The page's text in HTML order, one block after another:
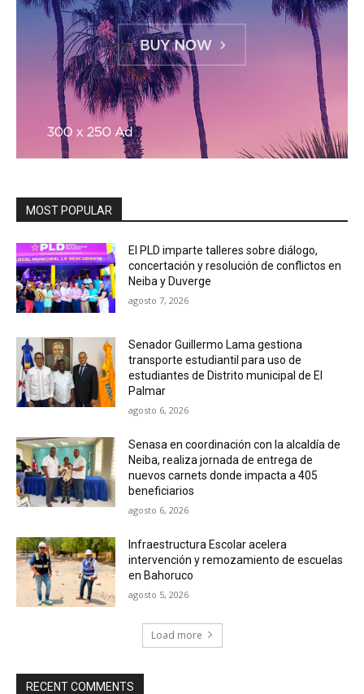
MOST POPULAR
El PLD imparte talleres sobre diálogo,
concertación y resolución de conflictos en
Neiba y Duverge
agosto 7, 2026
Senador Guillermo Lama gestiona
transporte estudiantil para uso de
estudiantes de Distrito municipal de El
Palmar
agosto 6, 2026
Senasa en coordinación con la alcaldía de
Neiba, realiza jornada de entrega de
nuevos carnets donde impacta a 405
beneficiarios
agosto 6, 2026
Infraestructura Escolar acelera
intervención y remozamiento de escuelas
en Bahoruco
agosto 5, 2026
Load more
RECENT COMMENTS